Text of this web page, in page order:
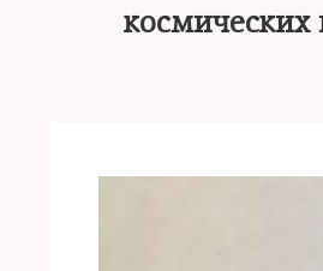
космических